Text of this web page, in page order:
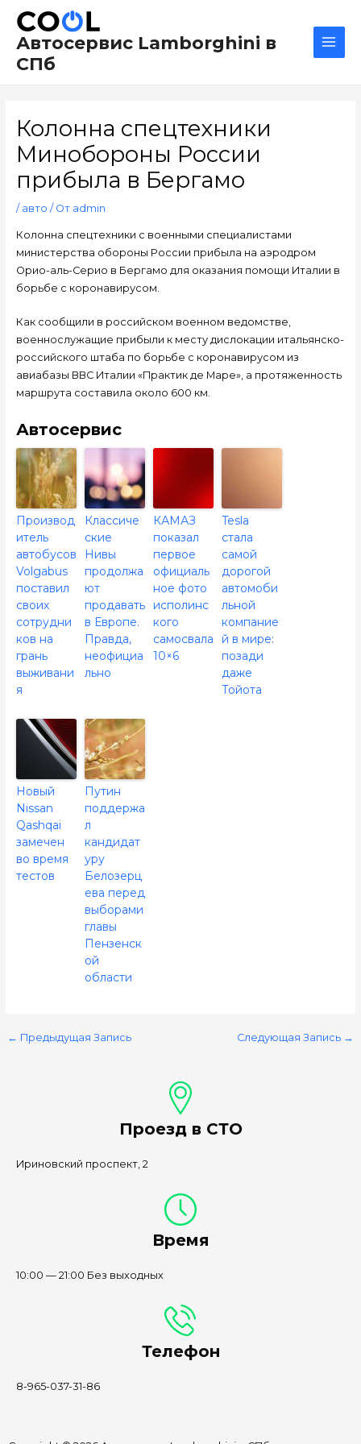
содержимому
Автосервис Lamborghini в
СПб
Колонна спецтехники
Минобороны России
прибыла в Бергамо
/ авто / От admin
Колонна спецтехники с военными специалистами
министерства обороны России прибыла на аэродром
Орио-аль-Серио в Бергамо для оказания помощи Италии в
борьбе с коронавирусом.
Как сообщили в российском военном ведомстве,
военнослужащие прибыли к месту дислокации итальянско-
российского штаба по борьбе с коронавирусом из
авиабазы ВВС Италии «Практик де Маре», а протяженность
маршрута составила около 600 км.
Автосервис
Производ
итель
автобусов
Volgabus
поставил
своих
сотрудни
ков на
грань
выживани
я
Классиче
ские
Нивы
продолжа
ют
продавать
в Европе.
Правда,
неофициа
льно
КАМАЗ
показал
первое
официаль
ное фото
исполинс
кого
самосвала
10×6
Tesla
стала
самой
дорогой
автомоби
льной
компание
й в мире:
позади
даже
Тойота
Новый
Nissan
Qashqai
замечен
во время
тестов
Путин
поддержа
л
кандидат
уру
Белозерц
ева перед
выборами
главы
Пензенск
ой
области
по
записям
← Предыдущая Запись Следующая Запись →
Проезд в СТО
Ириновский проспект, 2
Время
10:00 — 21:00 Без выходных
Телефон
8-965-037-31-86